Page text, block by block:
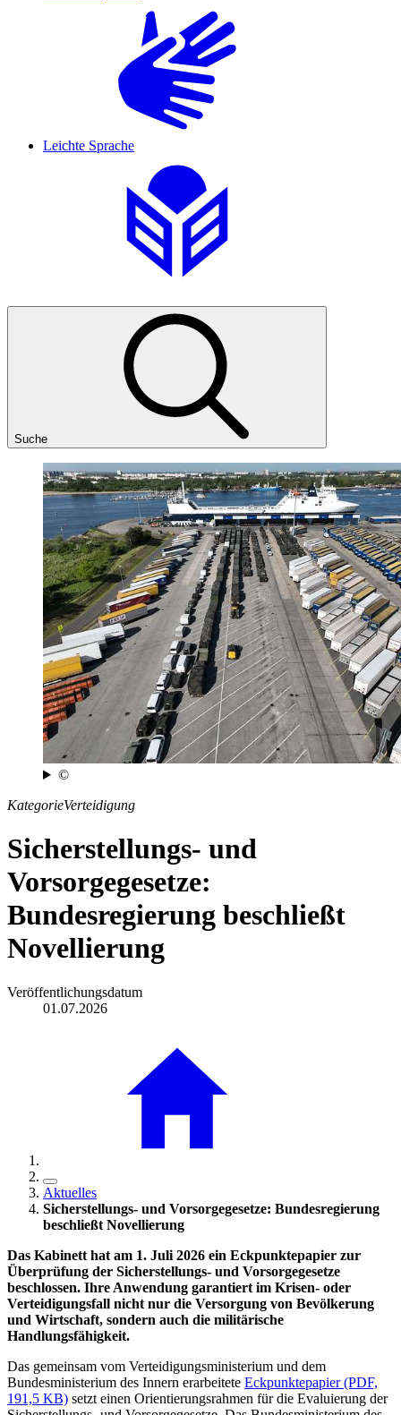
Leichte Sprache
Suche
©
KategorieVerteidigung
Sicherstellungs- und
Vorsorgegesetze:
Bundesregierung beschließt
Novellierung
Veröffentlichungsdatum
01.07.2026
Aktuelles
Sicherstellungs- und Vorsorgegesetze: Bundesregierung
beschließt Novellierung
Das Kabinett hat am 1. Juli 2026 ein Eckpunktepapier zur
Überprüfung der Sicherstellungs- und Vorsorgegesetze
beschlossen. Ihre Anwendung garantiert im Krisen- oder
Verteidigungsfall nicht nur die Versorgung von Bevölkerung
und Wirtschaft, sondern auch die militärische
Handlungsfähigkeit.
Das gemeinsam vom Verteidigungsministerium und dem
Bundesministerium des Innern erarbeitete Eckpunktepapier (PDF,
191,5 KB) setzt einen Orientierungsrahmen für die Evaluierung der